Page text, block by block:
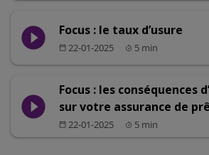
play_circle_filled Focus : le taux d’usure
calendar_today 22-01-2025 5 min
play_circle_filled
Focus : les conséquences
sur votre assurance de
calendar_today 22-01-2025 5 min